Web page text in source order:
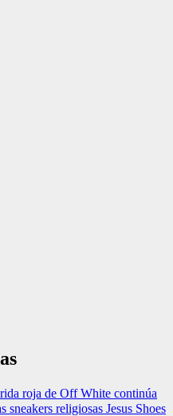
roja de Off White continúa
religiosas Jesus Shoes